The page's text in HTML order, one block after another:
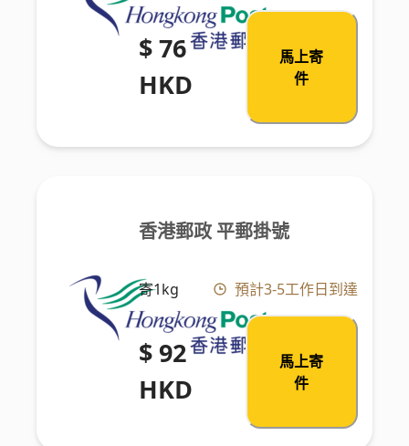
$ 76
HKD
馬上寄
件
香港郵政 平郵掛號
寄1kg 預計3-5工作日到達
$ 92
HKD
馬上寄
件